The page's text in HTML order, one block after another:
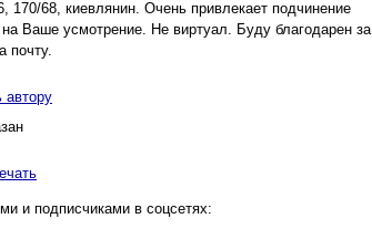
68, киевлянин. Очень привлекает подчинение
Ваше усмотрение. Не виртуал. Буду благодарен за
почту.
автору
и подписчиками в соцсетях: